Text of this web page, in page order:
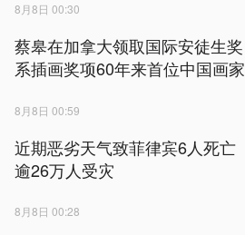
8月8日 00:30
蔡皋在加拿大领取国际安徒生奖
系插画奖项60年来首位中国画家
8月8日 00:59
近期恶劣天气致菲律宾6人死亡
逾26万人受灾
8月8日 00:28